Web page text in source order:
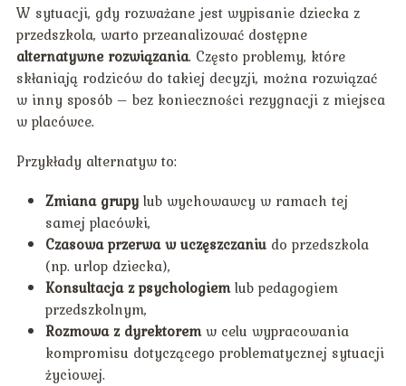
W sytuacji, gdy rozważane jest wypisanie dziecka z
przedszkola, warto przeanalizować dostępne
alternatywne rozwiązania. Często problemy, które
skłaniają rodziców do takiej decyzji, można rozwiązać
w inny sposób – bez konieczności rezygnacji z miejsca
w placówce.
Przykłady alternatyw to:
Zmiana grupylub wychowawcy w ramach tej
samej placówki,
Czasowa przerwa w uczęszczaniudo przedszkola
(np. urlop dziecka),
Konsultacja z psychologiemlub pedagogiem
przedszkolnym,
Rozmowa z dyrektoremw celu wypracowania
kompromisu dotyczącego problematycznej sytuacji
życiowej.